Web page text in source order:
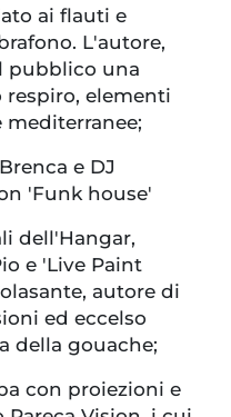
ai flauti e
L'autore,
pubblico una
elementi
e DJ
'Funk house'
dell'Hangar,
e 'Live Paint
autore di
ed eccelso
della gouache;
con proiezioni e